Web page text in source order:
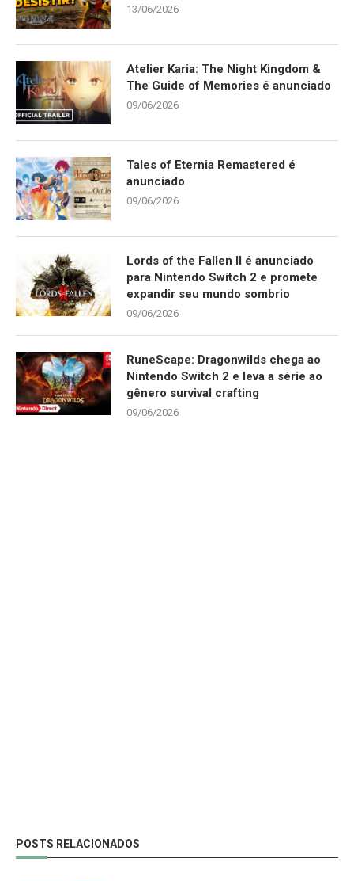
13/06/2026
Atelier Karia: The Night Kingdom &
The Guide of Memories é anunciado
09/06/2026
Tales of Eternia Remastered é
anunciado
09/06/2026
Lords of the Fallen II é anunciado
para Nintendo Switch 2 e promete
expandir seu mundo sombrio
09/06/2026
RuneScape: Dragonwilds chega ao
Nintendo Switch 2 e leva a série ao
gênero survival crafting
09/06/2026
POSTS RELACIONADOS